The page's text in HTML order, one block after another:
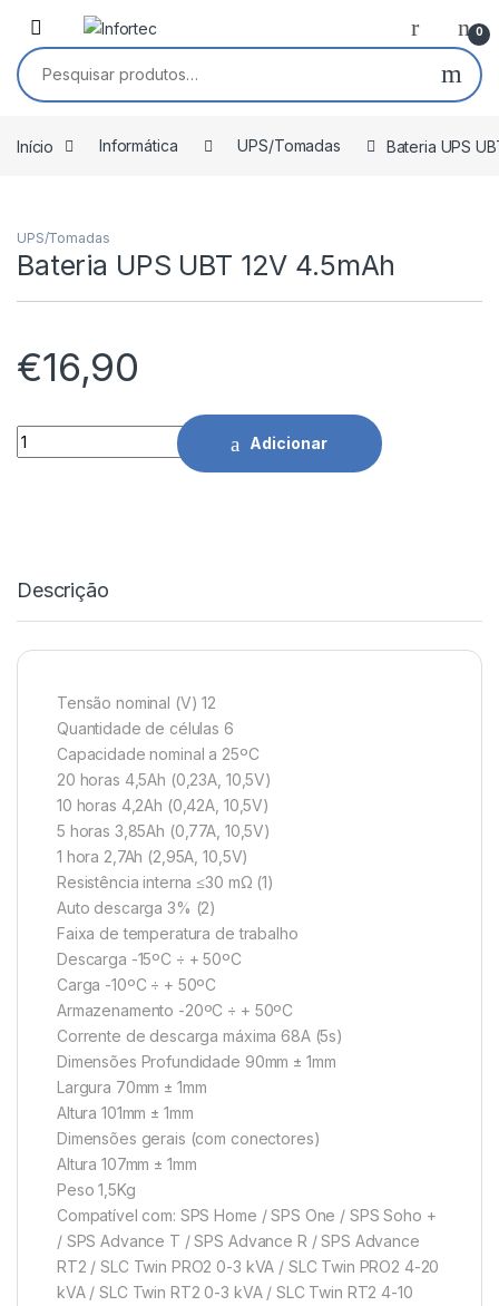
Saltar para navegação
Pular para o conteúdo
0
Pesquisar por:
Início Informática UPS/Tomadas Bateria UPS
UPS/Tomadas
Bateria UPS UBT 12V 4.5mAh
€16,90
Bateria UPS UBT 12V 4.5mAh quantidade
Adicionar
Descrição
Tensão nominal (V) 12
Quantidade de células 6
Capacidade nominal a 25ºC
20 horas 4,5Ah (0,23A, 10,5V)
10 horas 4,2Ah (0,42A, 10,5V)
5 horas 3,85Ah (0,77A, 10,5V)
1 hora 2,7Ah (2,95A, 10,5V)
Resistência interna ≤30 mΩ (1)
Auto descarga 3% (2)
Faixa de temperatura de trabalho
Descarga -15ºC ÷ + 50ºC
Carga -10ºC ÷ + 50ºC
Armazenamento -20ºC ÷ + 50ºC
Corrente de descarga máxima 68A (5s)
Dimensões Profundidade 90mm ± 1mm
Largura 70mm ± 1mm
Altura 101mm ± 1mm
Dimensões gerais (com conectores)
Altura 107mm ± 1mm
Peso 1,5Kg
Compatível com: SPS Home / SPS One / SPS Soho +
/ SPS Advance T / SPS Advance R / SPS Advance
RT2 / SLC Twin PRO2 0-3 kVA / SLC Twin PRO2 4-20
kVA / SLC Twin RT2 0-3 kVA / SLC Twin RT2 4-10